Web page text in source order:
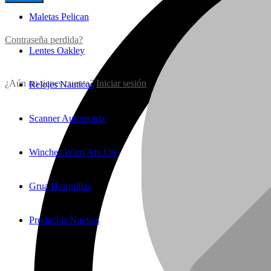
Contraseña perdida?
¿Aún no tienes cuenta? Iniciar sesión
Maletas Pelican
Lentes Oakley
Relojes Nauticos
Scanner Automotriz
Winches Warn Atv Utv
Grua Horquillas
Productos Nuevos